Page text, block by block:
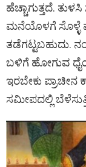
ಹೆಚ್ಚಾಗುತ್ತದೆ.
ಮನೆಯೊಳಗೆ ಸೊಳ್ಳೆ
ತಡೆಗಟ್ಟಬಹುದು.
ಬಳಿಗೆ ಹೋಗುವ
ಇರಬೇಕು
ಸಮೀಪದಲ್ಲಿ